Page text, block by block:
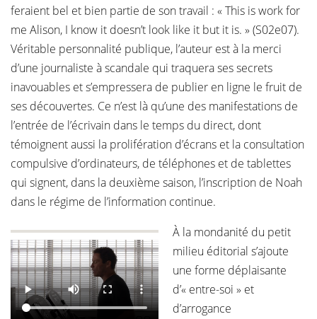
feraient bel et bien partie de son travail : « This is work for
me Alison, I know it doesn’t look like it but it is. » (S02e07).
Véritable personnalité publique, l’auteur est à la merci
d’une journaliste à scandale qui traquera ses secrets
inavouables et s’empressera de publier en ligne le fruit de
ses découvertes. Ce n’est là qu’une des manifestations de
l’entrée de l’écrivain dans le temps du direct, dont
témoignent aussi la prolifération d’écrans et la consultation
compulsive d’ordinateurs, de téléphones et de tablettes
qui signent, dans la deuxième saison, l’inscription de Noah
dans le régime de l’information continue.
À la mondanité du petit
milieu éditorial s’ajoute
une forme déplaisante
d’« entre-soi » et
d’arrogance